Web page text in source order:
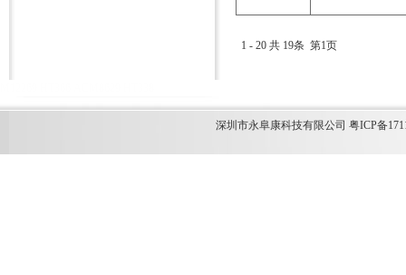
1 - 20 共 19条 第1页
深圳市永阜康科技有限公司 粤ICP备